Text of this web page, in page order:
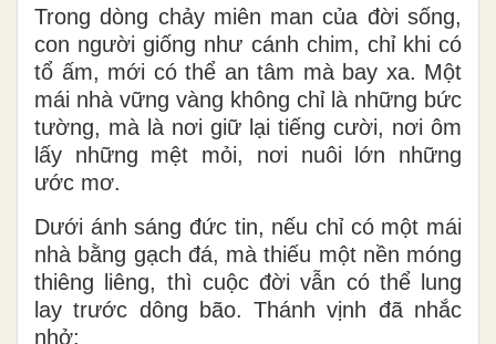
Trong dòng chảy miên man của đời sống,
con người giống như cánh chim, chỉ khi có
tổ ấm, mới có thể an tâm mà bay xa. Một
mái nhà vững vàng không chỉ là những bức
tường, mà là nơi giữ lại tiếng cười, nơi ôm
lấy những mệt mỏi, nơi nuôi lớn những
ước mơ.
Dưới ánh sáng đức tin, nếu chỉ có một mái
nhà bằng gạch đá, mà thiếu một nền móng
thiêng liêng, thì cuộc đời vẫn có thể lung
lay trước dông bão. Thánh vịnh đã nhắc
nhở: